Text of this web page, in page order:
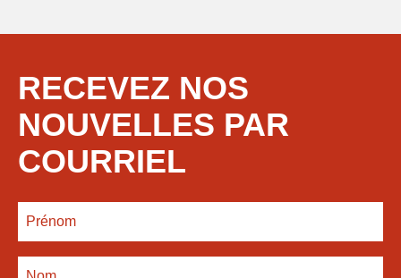
RECEVEZ NOS
NOUVELLES PAR
COURRIEL